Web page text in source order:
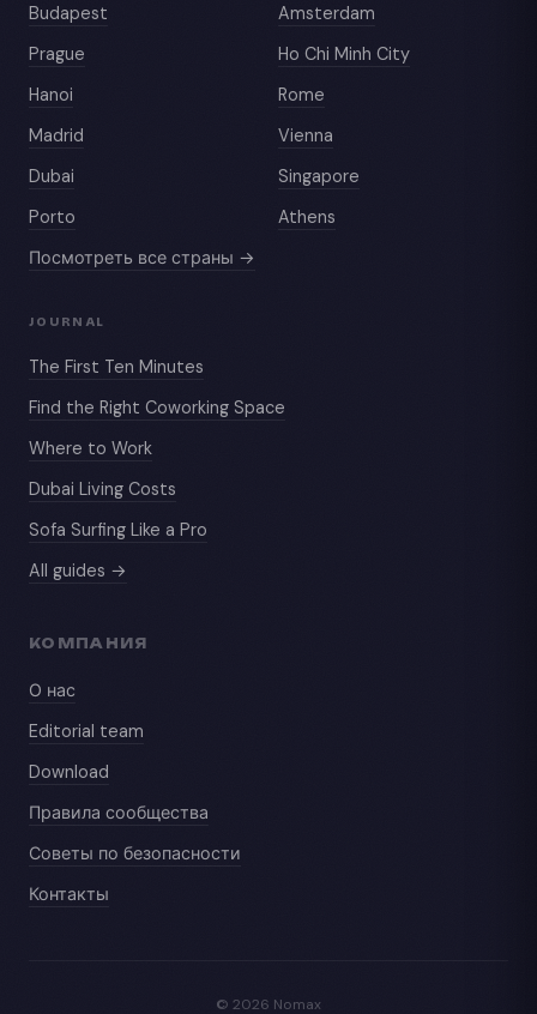
Budapest
Amsterdam
Prague
Ho Chi Minh City
Hanoi
Rome
Madrid
Vienna
Dubai
Singapore
Porto
Athens
Посмотреть все страны →
JOURNAL
The First Ten Minutes
Find the Right Coworking Space
Where to Work
Dubai Living Costs
Sofa Surfing Like a Pro
All guides →
КОМПАНИЯ
О нас
Editorial team
Download
Правила сообщества
Советы по безопасности
Контакты
© 2026 Nomax